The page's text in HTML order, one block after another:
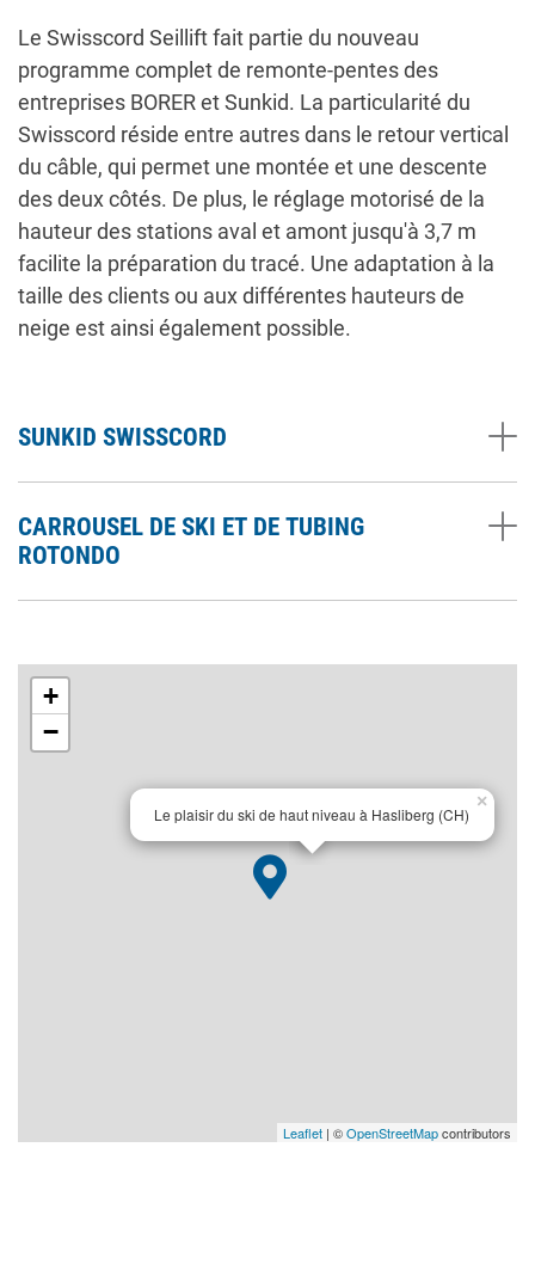
Le Swisscord Seillift fait partie du nouveau
programme complet de remonte-pentes des
entreprises BORER et Sunkid. La particularité du
Swisscord réside entre autres dans le retour vertical
du câble, qui permet une montée et une descente
des deux côtés. De plus, le réglage motorisé de la
hauteur des stations aval et amont jusqu'à 3,7 m
facilite la préparation du tracé. Une adaptation à la
taille des clients ou aux différentes hauteurs de
neige est ainsi également possible.
SUNKID SWISSCORD
CARROUSEL DE SKI ET DE TUBING
ROTONDO
Le plaisir du ski de haut niveau à Hasliberg (CH)
×
+
−
Leaflet | ©OpenStreetMapcontributors